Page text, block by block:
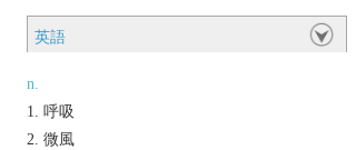
英語
n.
呼吸
微風